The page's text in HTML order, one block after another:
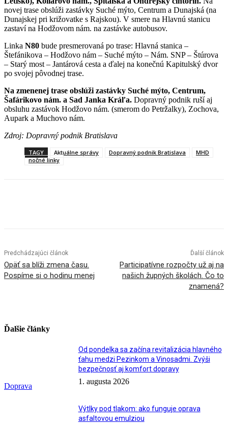
novej trase obslúži zastávky Suché mýto, Centrum a Dunajská (na
Dunajskej pri križovatke s Rajskou). V smere na Hlavnú stanicu
zastaví na Hodžovom nám. na zastávke autobusov.
Linka N80 bude presmerovaná po trase: Hlavná stanica –
Štefánikova – Hodžovo nám – Suché mýto – Nám. SNP – Štúrova
– Starý most – Jantárová cesta a ďalej na konečnú Kapitulský dvor
po svojej pôvodnej trase.
Na zmenenej trase obslúži zastávky Suché mýto, Centrum,
Šafárikovo nám. a Sad Janka Kráľa. Dopravný podnik ruší aj
obsluhu zastávok Hodžovo nám. (smerom do Petržalky), Zochova,
Aupark a Muchovo nám.
Zdroj: Dopravný podnik Bratislava
TAGY Aktuálne správy Dopravný podnik Bratislava
MHD
nočné linky
Predchádzajúci článok
Opäť sa blíži zmena času.
Pospíme si o hodinu menej
Ďalší článok
Participatívne rozpočty už aj na
našich župných školách. Čo to
znamená?
Ďalšie články
Doprava
Od pondelka sa začína revitalizácia hlavného
ťahu medzi Pezinkom a Vinosadmi. Zvýši
bezpečnosť aj komfort dopravy
1. augusta 2026
Výtlky pod tlakom: ako funguje oprava
asfaltovou emulziou